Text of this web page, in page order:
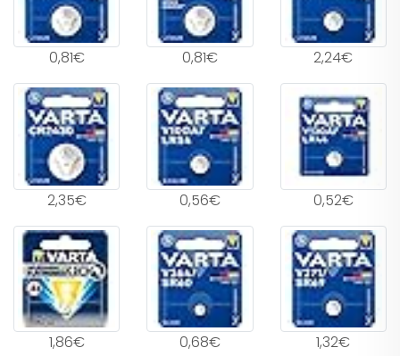
0,81€ 0,81€ 2,24€
2,35€ 0,56€ 0,52€
1,86€ 0,68€ 1,32€